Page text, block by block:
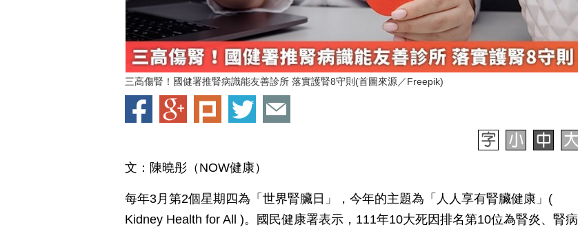
三高傷腎！國健署推腎病識能友善診所 落實護腎8守則(首圖來源／Freepik)
文：陳曉彤（NOW健康）
每年3月第2個星期四為「世界腎臟日」，今年的主題為「人人享有腎臟健康」(
Kidney Health for All )。國民健康署表示，111年10大死因排名第10位為腎炎、腎病